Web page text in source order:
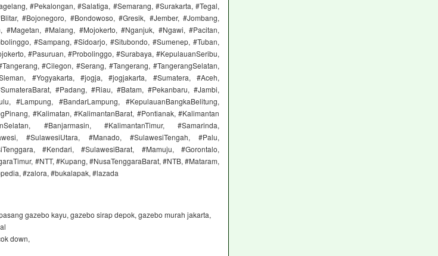
#Pekalongan, #Salatiga, #Semarang, #Surakarta, #Tegal,
#Bojonegoro, #Bondowoso, #Gresik, #Jember, #Jombang,
#Malang, #Mojokerto, #Nganjuk, #Ngawi, #Pacitan,
#Sampang, #Sidoarjo, #Situbondo, #Sumenep, #Tuban,
#Pasuruan, #Probolinggo, #Surabaya, #KepulauanSeribu,
#Cilegon, #Serang, #Tangerang, #TangerangSelatan,
#Yogyakarta, #jogja, #jogjakarta, #Sumatera, #Aceh,
#Padang, #Riau, #Batam, #Pekanbaru, #Jambi,
#Lampung, #BandarLampung, #KepulauanBangkaBelitung,
#Kalimatan, #KalimantanBarat, #Pontianak, #Kalimantan
#Banjarmasin, #KalimantanTimur, #Samarinda,
#SulawesiUtara, #Manado, #SulawesiTengah, #Palu,
#Kendari, #SulawesiBarat, #Mamuju, #Gorontalo,
#NTT, #Kupang, #NusaTenggaraBarat, #NTB, #Mataram,
#zalora, #bukalapak, #lazada
gazebo kayu, gazebo sirap depok, gazebo murah jakarta,
down,